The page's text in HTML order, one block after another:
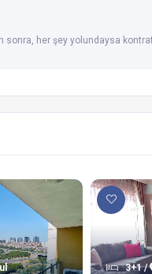
sonra, her şey yolundaysa
3+1 /